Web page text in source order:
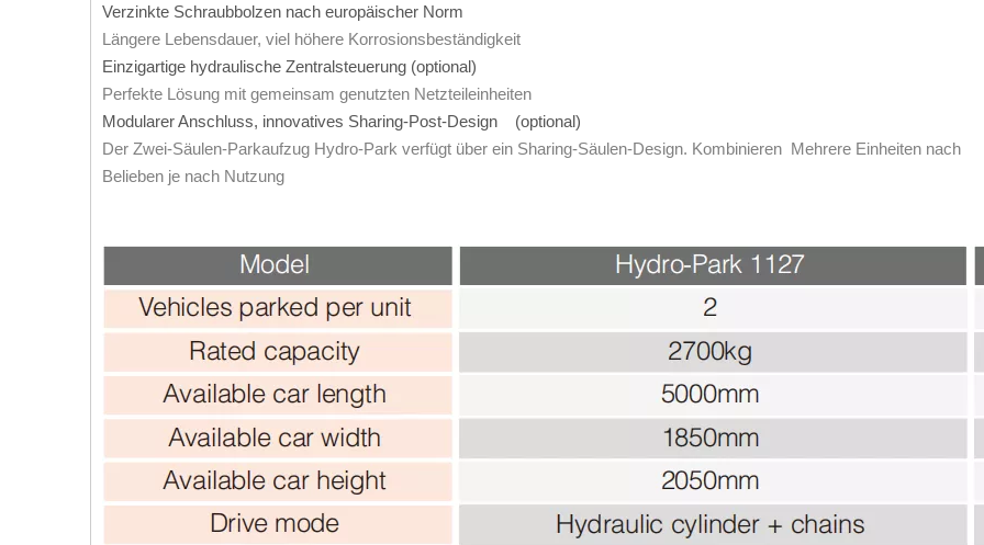
Verzinkte Schraubbolzen nach europäischer Norm
Längere Lebensdauer, viel höhere Korrosionsbeständigkeit
Einzigartige hydraulische Zentralsteuerung (optional)
Perfekte Lösung mit gemeinsam genutzten Netzteileinheiten
Modularer Anschluss, innovatives Sharing-Post-Design (optional)
Der Zwei-Säulen-Parkaufzug Hydro-Park verfügt über ein Sharing-Säulen-Design. Kombinieren Mehrere Einheiten nach
Belieben je nach Nutzung